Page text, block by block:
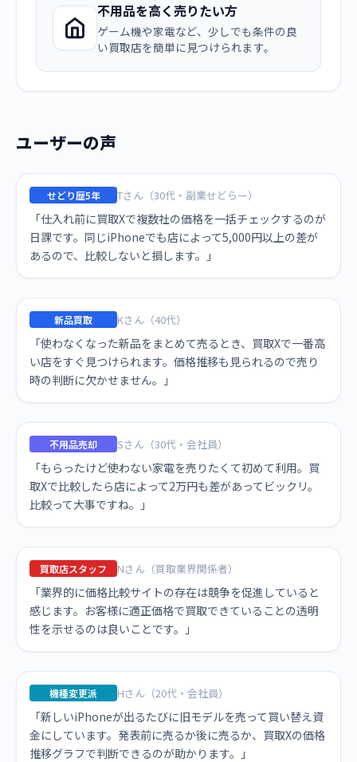
不用品を高く売りたい方
ゲーム機や家電など、少しでも条件の良
い買取店を簡単に見つけられます。
ユーザーの声
せどり歴5年 Tさん（30代・副業せどらー）
「仕入れ前に買取Xで複数社の価格を一括チェックするのが
日課です。同じiPhoneでも店によって5,000円以上の差が
あるので、比較しないと損します。」
新品買取 Kさん（40代）
「使わなくなった新品をまとめて売るとき、買取Xで一番高
い店をすぐ見つけられます。価格推移も見られるので売り
時の判断に欠かせません。」
不用品売却 Sさん（30代・会社員）
「もらったけど使わない家電を売りたくて初めて利用。買
取Xで比較したら店によって2万円も差があってビックリ。
比較って大事ですね。」
買取店スタッフ Nさん（買取業界関係者）
「業界的に価格比較サイトの存在は競争を促進していると
感じます。お客様に適正価格で買取できていることの透明
性を示せるのは良いことです。」
機種変更派 Hさん（20代・会社員）
「新しいiPhoneが出るたびに旧モデルを売って買い替え資
金にしています。発表前に売るか後に売るか、買取Xの価格
推移グラフで判断できるのが助かります。」